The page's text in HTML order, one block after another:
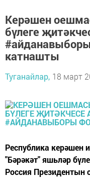
Керәшен
бүлеге
катнашты
Туганайлар, 18 март
Республика
"Бәрәкәт" яшьләр
Россия Президентын